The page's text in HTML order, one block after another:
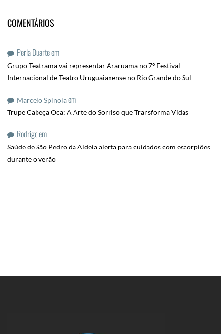
COMENTÁRIOS
Perla Duarteem
Grupo Teatrama vai representar Araruama no 7º Festival
Internacional de Teatro Uruguaianense no Rio Grande do Sul
Marcelo Spinolaem
Trupe Cabeça Oca: A Arte do Sorriso que Transforma Vidas
Rodrigoem
Saúde de São Pedro da Aldeia alerta para cuidados com escorpiões
durante o verão